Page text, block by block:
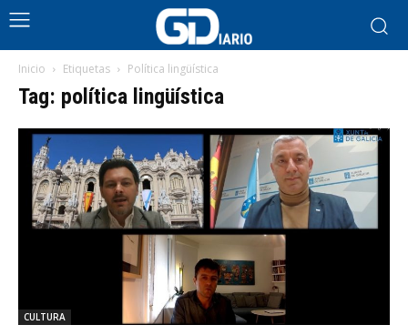
Inicio Etiquetas Política lingüística
Tag: política lingüística
CULTURA